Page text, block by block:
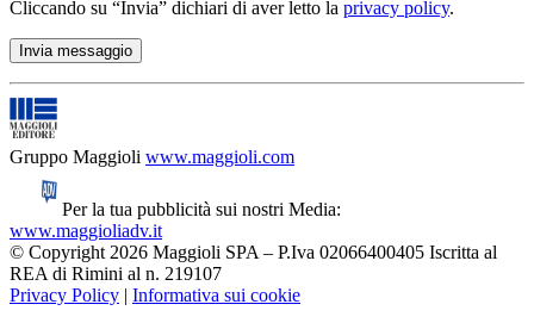
Cliccando su “Invia” dichiari di aver letto la privacy policy.
Gruppo Maggioli www.maggioli.com
Per la tua pubblicità sui nostri Media:
www.maggioliadv.it
© Copyright 2026 Maggioli SPA – P.Iva 02066400405 Iscritta al
REA di Rimini al n. 219107
Privacy Policy | Informativa sui cookie